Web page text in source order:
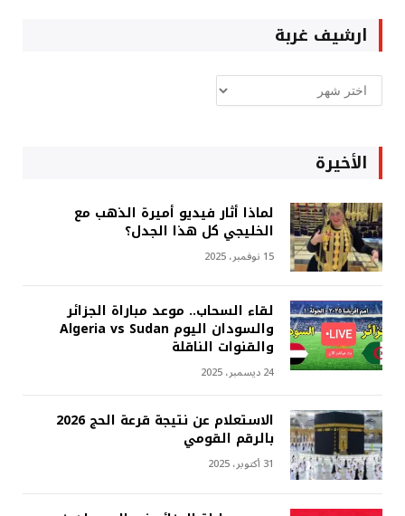
ارشيف غربة
ارشيف
غربة
الأخيرة
لماذا أثار فيديو أميرة الذهب مع
الخليجي كل هذا الجدل؟
15 نوفمبر، 2025
لقاء السحاب.. موعد مباراة الجزائر
والسودان اليوم Algeria vs Sudan
والقنوات الناقلة
24 ديسمبر، 2025
الاستعلام عن نتيجة قرعة الحج 2026
بالرقم القومي
31 أكتوبر، 2025